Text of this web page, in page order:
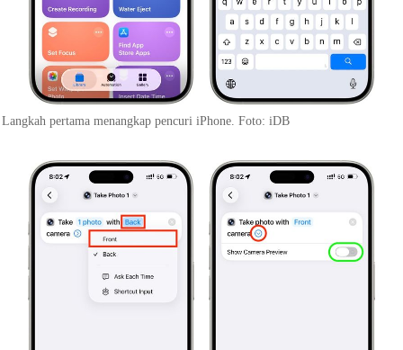
Langkah pertama menangkap pencuri iPhone. Foto: iDB